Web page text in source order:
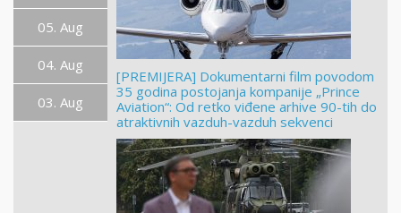
05. Aug
04. Aug
03. Aug
[PREMIJERA] Dokumentarni film povodom
35 godina postojanja kompanije „Prince
Aviation“: Od retko viđene arhive 90-tih do
atraktivnih vazduh-vazduh sekvenci